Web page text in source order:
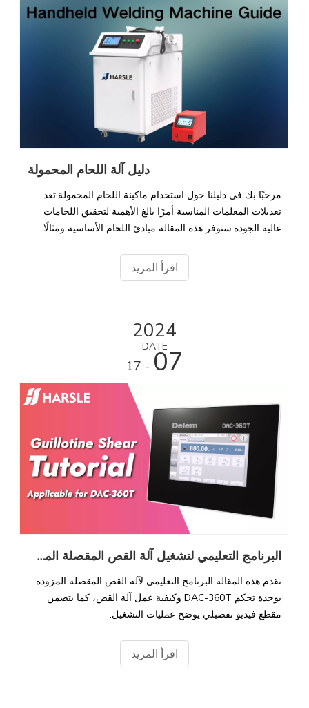
دليل آلة اللحام المحمولة
مرحبًا بك في دليلنا حول استخدام ماكينة اللحام المحمولة.تعد
تعديلات المعلمات المناسبة أمرًا بالغ الأهمية لتحقيق اللحامات
عالية الجودة.ستوفر هذه المقالة مبادئ اللحام الأساسية ومثالًا
اقرأ المزيد
2024
DATE07
- 17
البرنامج التعليمي لتشغيل آلة القص المقصلة المطبق على DAC-360T
تقدم هذه المقالة البرنامج التعليمي لآلة القص المقصلة المزودة
بوحدة تحكم DAC-360T وكيفية عمل آلة القص، كما يتضمن
مقطع فيديو تفصيلي يوضح عمليات التشغيل.
اقرأ المزيد